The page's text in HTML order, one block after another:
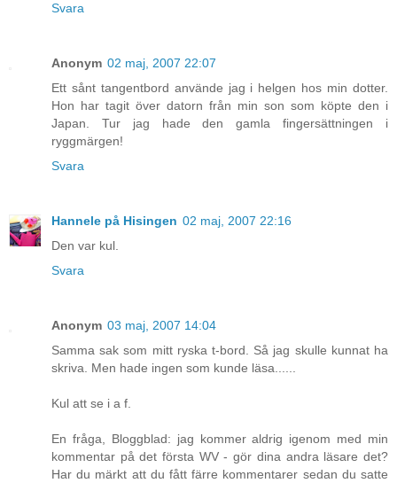
Svara
Anonym 02 maj, 2007 22:07
Ett sånt tangentbord använde jag i helgen hos min dotter.
Hon har tagit över datorn från min son som köpte den i
Japan. Tur jag hade den gamla fingersättningen i
ryggmärgen!
Svara
Hannele på Hisingen 02 maj, 2007 22:16
Den var kul.
Svara
Anonym 03 maj, 2007 14:04
Samma sak som mitt ryska t-bord. Så jag skulle kunnat ha
skriva. Men hade ingen som kunde läsa......
Kul att se i a f.
En fråga, Bloggblad: jag kommer aldrig igenom med min
kommentar på det första WV - gör dina andra läsare det?
Har du märkt att du fått färre kommentarer sedan du satte